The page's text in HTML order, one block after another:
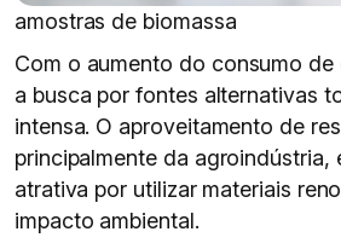
amostras de biomassa
Com o aumento do consumo de
a busca por fontes alternativas
intensa. O aproveitamento de
principalmente da agroindústria,
atrativa por utilizar materiais
impacto ambiental.